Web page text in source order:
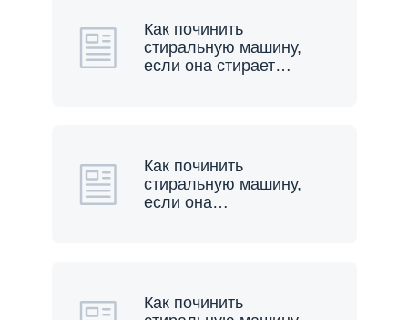
Как починить
стиральную машину,
если она стирает…
Как починить
стиральную машину,
если она…
Как починить